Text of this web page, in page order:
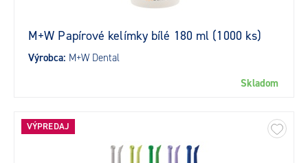
M+W Papírové kelímky bílé 180 ml (1000 ks)
Výrobca: M+W Dental
Skladom
VÝPREDAJ